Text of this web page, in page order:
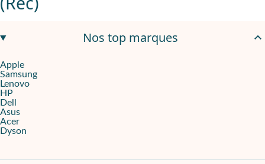
Une Smart TV Android pensée pour simplifier l’accès aux
Le modèle 65P615 intègre
Connectique complète et fonctions adaptées aux usages
Nos top marques
Apple
Samsung
Lenovo
HP
Dell
Asus
Acer
Dyson